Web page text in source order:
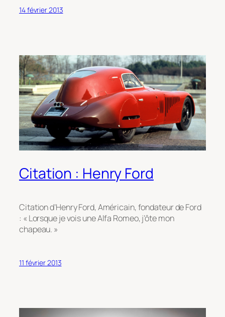
14 février 2013
Citation : Henry Ford
Citation d’Henry Ford, Américain, fondateur de Ford
: « Lorsque je vois une Alfa Romeo, j’ôte mon
chapeau. »
11 février 2013